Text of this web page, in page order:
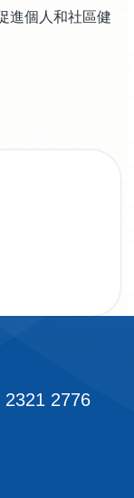
進個人和社區健
2321 2776